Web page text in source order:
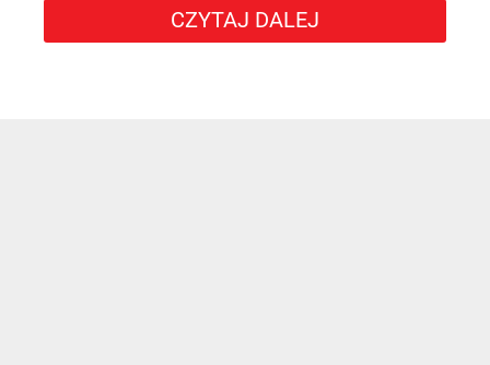
CZYTAJ DALEJ